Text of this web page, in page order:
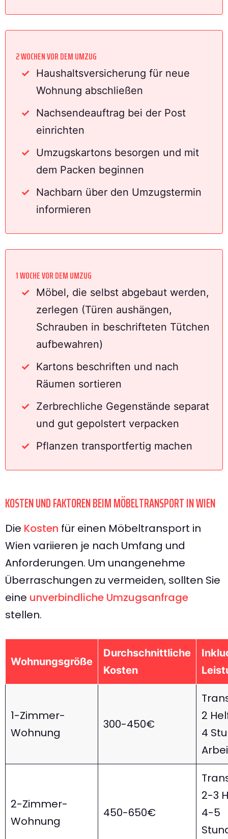
2 WOCHEN VOR DEM UMZUG
Haushaltsversicherung für neue
Wohnung abschließen
Nachsendeauftrag bei der Post
einrichten
Umzugskartons besorgen und mit
dem Packen beginnen
Nachbarn über den Umzugstermin
informieren
1 WOCHE VOR DEM UMZUG
Möbel, die selbst abgebaut werden,
zerlegen (Türen aushängen,
Schrauben in beschrifteten Tütchen
aufbewahren)
Kartons beschriften und nach
Räumen sortieren
Zerbrechliche Gegenstände separat
und gut gepolstert verpacken
Pflanzen transportfertig machen
KOSTEN UND FAKTOREN BEIM MÖBELTRANSPORT IN WIEN
Die Kosten für einen Möbeltransport in
Wien variieren je nach Umfang und
Anforderungen. Um unangenehme
Überraschungen zu vermeiden, sollten Sie
eine unverbindliche Umzugsanfrage
stellen.
Wohnungsgröße
Durchschnittliche
Kosten
1-Zimmer-
Wohnung
300-450€
2
4
2-Zimmer-
Wohnung
450-650€
2-3
4-5